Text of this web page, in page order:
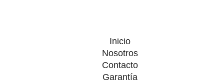
Inicio
Nosotros
Contacto
Garantía